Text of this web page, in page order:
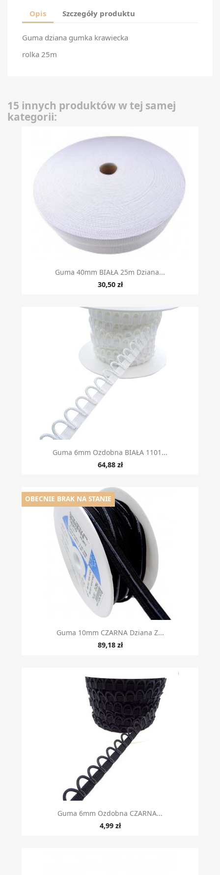
Opis Szczegóły produktu
Guma dziana gumka krawiecka
rolka 25m
15 innych produktów w tej samej
kategorii:
Guma 40mm BIAŁA 25m Dziana...
30,50 zł
Guma 6mm Ozdobna BIAŁA 1101...
64,88 zł
Guma 10mm CZARNA Dziana Z...
89,18 zł
OBECNIE BRAK NA STANIE
Guma 6mm Ozdobna CZARNA...
4,99 zł